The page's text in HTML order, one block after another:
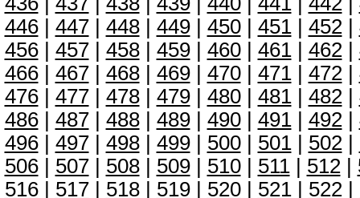
446| 447| 448| 449| 450| 451| 452|
456| 457| 458| 459| 460| 461| 462|
466| 467| 468| 469| 470| 471| 472|
476| 477| 478| 479| 480| 481| 482|
486| 487| 488| 489| 490| 491| 492|
496| 497| 498| 499| 500| 501| 502|
506| 507| 508| 509| 510| 511| 512|
516| 517| 518| 519| 520| 521| 522|